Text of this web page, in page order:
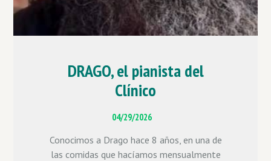
DRAGO, el pianista del
Clínico
04/29/2026
Conocimos a Drago hace 8 años, en una de
las comidas que hacíamos mensualmente